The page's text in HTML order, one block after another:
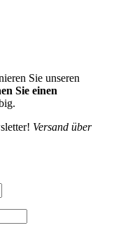
Sie unseren
Sie einen
Versand über